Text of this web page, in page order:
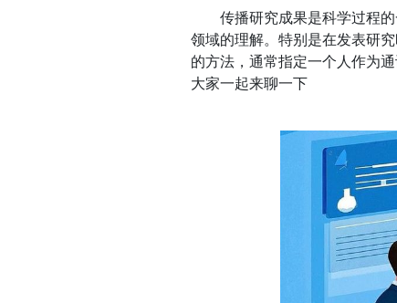
传播研究成果是科学过程的
领域的理解。特别是在发表研
的方法，通常指定一个人作为
大家一起来聊一下